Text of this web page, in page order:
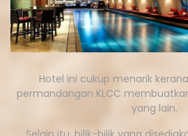
Hotel ini cukup menarik
permandangan KLCC
yang lain.